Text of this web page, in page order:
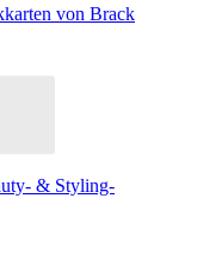
von Brack
& Styling-